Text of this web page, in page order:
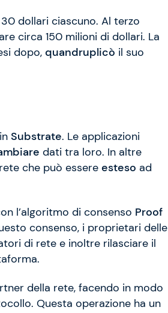
dollari ciascuno. Al terzo
circa 150 milioni di dollari. La
dopo, quandruplicò il suo
Substrate. Le applicazioni
dati tra loro. In altre
che può essere esteso ad
l’algoritmo di consenso Proof
consenso, i proprietari delle
di rete e inoltre rilasciare il
della rete, facendo in modo
Questa operazione ha un